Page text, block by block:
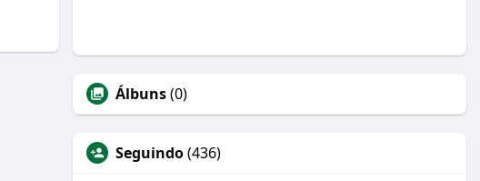
Álbuns(0)
Seguindo(436)